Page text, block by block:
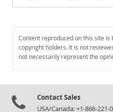
Content reproduced on this site
copyright holders. It is not
not necessarily represent the
Contact Sales
USA/Canada: +1-866-